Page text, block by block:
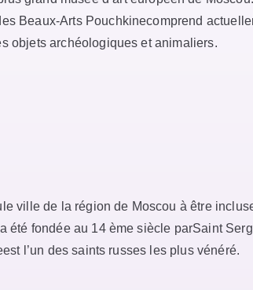
Beaux-Arts Pouchkinecomprend
objets archéologiques et animaliers.
ville de la région de Moscou à être
fondée au 14 ème siècle parSaint
l’un des saints russes les plus vénéré.